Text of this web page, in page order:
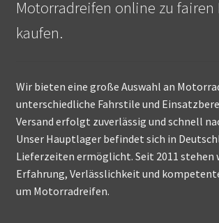
Motorradreifen online zu fairen
kaufen.
Wir bieten eine große Auswahl an
unterschiedliche Fahrstile und
Versand erfolgt zuverlässig und schnell
Unser Hauptlager befindet sich in
Lieferzeiten ermöglicht. Seit 2011 stehen
Erfahrung, Verlässlichkeit und
um Motorradreifen.